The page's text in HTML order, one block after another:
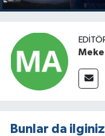
Meke
Bunlar da